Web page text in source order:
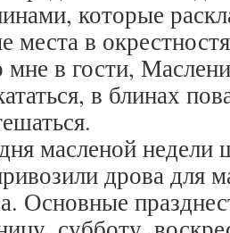
которые
места в
в гости,
в блинах
масленой недели
дрова для
Основные